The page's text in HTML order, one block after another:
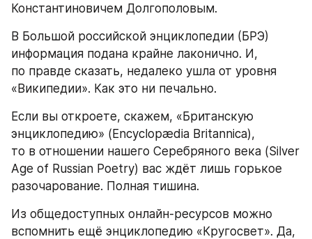
Константиновичем Долгополовым.
В Большой российской энциклопедии (БРЭ)
информация подана крайне лаконично. И,
по правде сказать, недалеко ушла от уровня
«Википедии». Как это ни печально.
Если вы откроете, скажем, «Британскую
энциклопедию» (Encyclopædia Britannica),
то в отношении нашего Серебряного века (Silver
Age of Russian Poetry) вас ждёт лишь горькое
разочарование. Полная тишина.
Из общедоступных онлайн-ресурсов можно
вспомнить ещё энциклопедию «Кругосвет». Да,